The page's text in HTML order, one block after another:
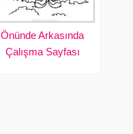
Önünde Arkasında
Çalışma Sayfası